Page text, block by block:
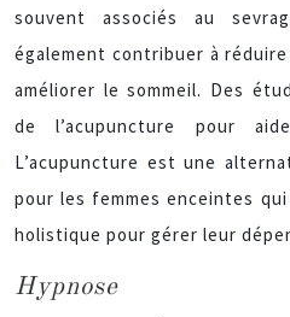
souvent associés au
également contribuer à
améliorer le sommeil. Des
de l’acupuncture pour
L’acupuncture est une
pour les femmes enceintes
holistique pour gérer leur
Hypnose